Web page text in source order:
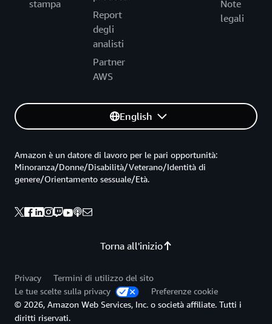
stampa
Report
degli
analisti
Partner
AWS
Note
legali
English
Torna all'inizio
Amazon è un datore di lavoro per le pari opportunità:
Minoranza/Donne/Disabilità/Veterano/Identità di
genere/Orientamento sessuale/Età.
Privacy
Termini di utilizzo del sito
Le tue scelte sulla privacy
Preferenze cookie
© 2026, Amazon Web Services, Inc. o società affiliate. Tutti i
diritti riservati.